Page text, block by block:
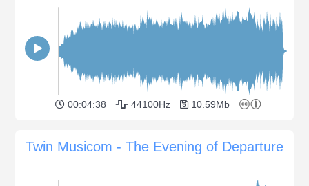
00:04:38 44100Hz 10.59Mb
Twin Musicom - The Evening of Departure